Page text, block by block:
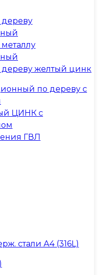
желтый цинк
по дереву с
ЦИНК с
ГВЛ
стали А4 (316L)